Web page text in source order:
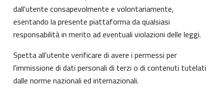
dall'utente consapevolmente e volontariamente,
esentando la presente piattaforma da qualsiasi
responsabilità in merito ad eventuali violazioni delle leggi.
Spetta all'utente verificare di avere i permessi per
l'immissione di dati personali di terzi o di contenuti tutelati
dalle norme nazionali ed internazionali.